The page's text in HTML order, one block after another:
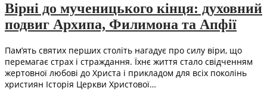
Вірні до мученицького кінця: духовний
подвиг Архипа, Филимона та Апфії
Пам’ять святих перших століть нагадує про силу віри, що
перемагає страх і страждання. Їхнє життя стало свідченням
жертовної любові до Христа і прикладом для всіх поколінь
християн Історія Церкви Христової…